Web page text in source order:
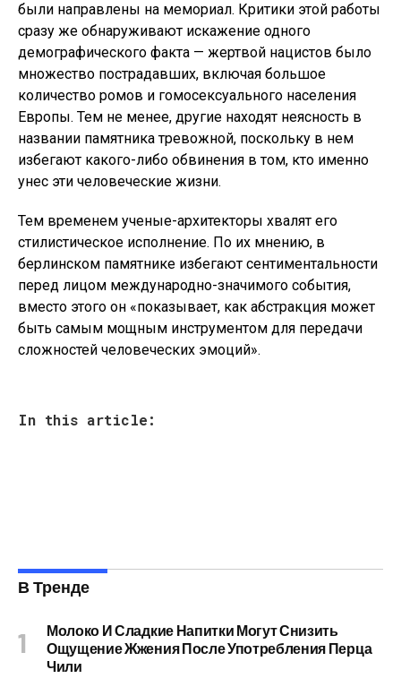
были направлены на мемориал. Критики этой работы
сразу же обнаруживают искажение одного
демографического факта — жертвой нацистов было
множество пострадавших, включая большое
количество ромов и гомосексуального населения
Европы. Тем не менее, другие находят неясность в
названии памятника тревожной, поскольку в нем
избегают какого-либо обвинения в том, кто именно
унес эти человеческие жизни.
Тем временем ученые-архитекторы хвалят его
стилистическое исполнение. По их мнению, в
берлинском памятнике избегают сентиментальности
перед лицом международно-значимого события,
вместо этого он «показывает, как абстракция может
быть самым мощным инструментом для передачи
сложностей человеческих эмоций».
In this article:
В Тренде
Молоко И Сладкие Напитки Могут Снизить
Ощущение Жжения После Употребления Перца
Чили